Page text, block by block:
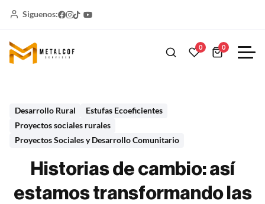
Siguenos:
0 0
Desarrollo Rural
Estufas Ecoeficientes
Proyectos sociales rurales
Proyectos Sociales y Desarrollo Comunitario
Historias de cambio: así
estamos transformando las